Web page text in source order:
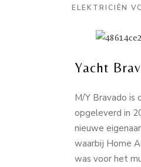
ELEKTRICIËN
Yacht
M/Y Bravado is
opgeleverd in
nieuwe
waarbij Home
was voor het